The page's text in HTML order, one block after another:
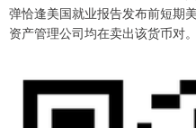
弹恰逢美国就业报告发布前短期
资产管理公司均在卖出该货币对。